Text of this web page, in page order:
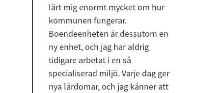
lärt mig enormt mycket om hur
kommunen fungerar.
Boendeenheten är dessutom en
ny enhet, och jag har aldrig
tidigare arbetat i en så
specialiserad miljö. Varje dag ger
nya lärdomar, och jag känner att